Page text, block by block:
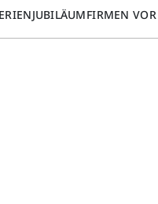
JUBILÄUMFIRMEN